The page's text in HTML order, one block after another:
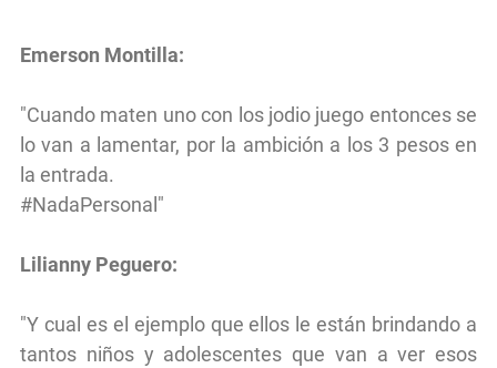
Emerson Montilla:
"Cuando maten uno con los jodio juego entonces se
lo van a lamentar, por la ambición a los 3 pesos en
la entrada.
#NadaPersonal"
Lilianny Peguero:
"Y cual es el ejemplo que ellos le están brindando a
tantos niños y adolescentes que van a ver esos